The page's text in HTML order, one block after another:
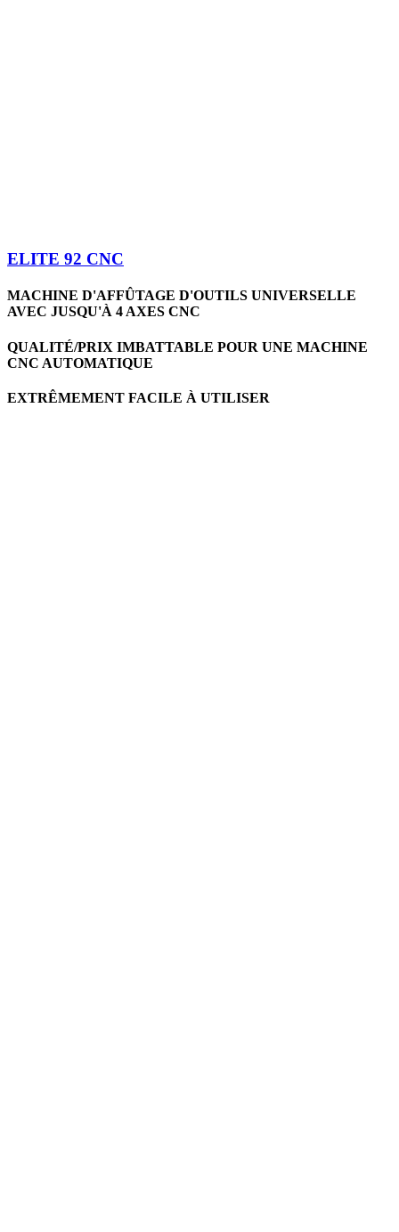
ELITE 92 CNC
MACHINE D'AFFÛTAGE D'OUTILS UNIVERSELLE
AVEC JUSQU'À 4 AXES CNC
QUALITÉ/PRIX IMBATTABLE POUR UNE MACHINE
CNC AUTOMATIQUE
EXTRÊMEMENT FACILE À UTILISER